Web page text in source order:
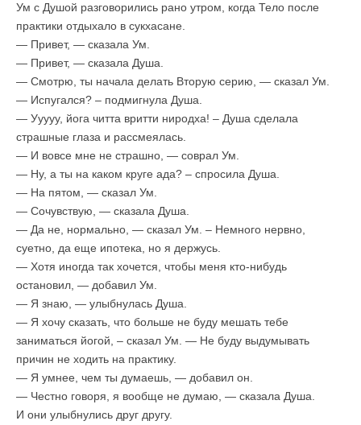
Ум с Душой разговорились рано утром, когда Тело после
практики отдыхало в сукхасане.
— Привет, — сказала Ум.
— Привет, — сказала Душа.
— Смотрю, ты начала делать Вторую серию, — сказал Ум.
— Испугался? – подмигнула Душа.
— Ууууу, йога читта вритти ниродха! – Душа сделала
страшные глаза и рассмеялась.
— И вовсе мне не страшно, — соврал Ум.
— Ну, а ты на каком круге ада? – спросила Душа.
— На пятом, — сказал Ум.
— Сочувствую, — сказала Душа.
— Да не, нормально, — сказал Ум. – Немного нервно,
суетно, да еще ипотека, но я держусь.
— Хотя иногда так хочется, чтобы меня кто-нибудь
остановил, — добавил Ум.
— Я знаю, — улыбнулась Душа.
— Я хочу сказать, что больше не буду мешать тебе
заниматься йогой, – сказал Ум. — Не буду выдумывать
причин не ходить на практику.
— Я умнее, чем ты думаешь, — добавил он.
— Честно говоря, я вообще не думаю, — сказала Душа.
И они улыбнулись друг другу.